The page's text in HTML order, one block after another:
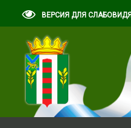
ВЕРСИЯ ДЛЯ